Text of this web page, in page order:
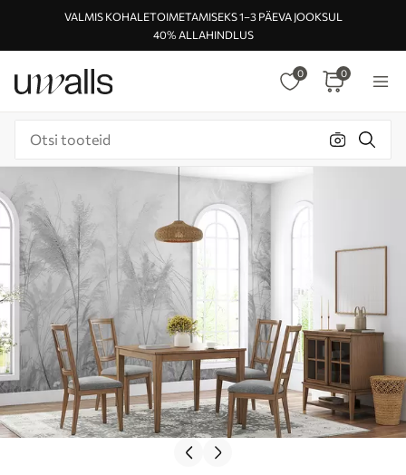
VALMIS KOHALETOIMETAMISEKS 1–3 PÄEVA JOOKSUL
40% ALLAHINDLUS
0 0